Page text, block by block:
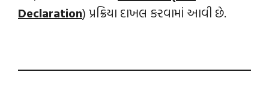
Declaration) પ્રક્રિયા દાખલ કરવામાં આવી છે.